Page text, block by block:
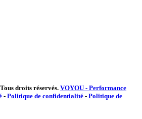
Tous droits réservés. VOYOU - Performance
- Politique de confidentialité - Politique de